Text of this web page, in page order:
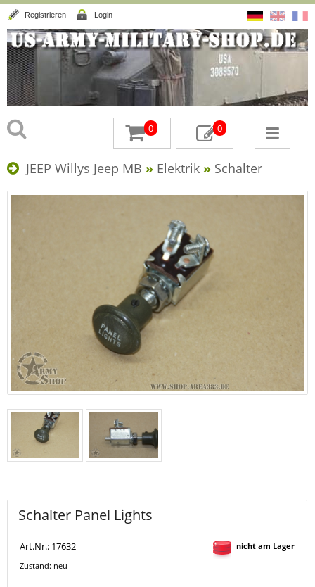
Registrieren Login
0 0
JEEP Willys Jeep MB » Elektrik » Schalter
Schalter Panel Lights
Art.Nr.: 17632
Zustand: neu
nicht am Lager